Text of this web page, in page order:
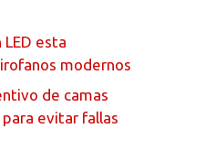
esta
modernos
de camas
evitar fallas